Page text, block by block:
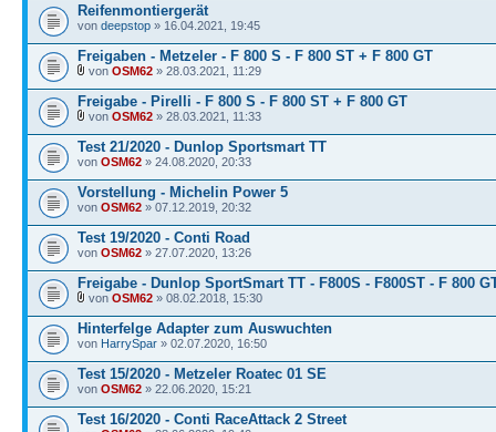
Reifenmontiergerät
von deepstop » 16.04.2021, 19:45
Freigaben - Metzeler - F 800 S - F 800 ST + F 800 GT
von OSM62 » 28.03.2021, 11:29
Freigabe - Pirelli - F 800 S - F 800 ST + F 800 GT
von OSM62 » 28.03.2021, 11:33
Test 21/2020 - Dunlop Sportsmart TT
von OSM62 » 24.08.2020, 20:33
Vorstellung - Michelin Power 5
von OSM62 » 07.12.2019, 20:32
Test 19/2020 - Conti Road
von OSM62 » 27.07.2020, 13:26
Freigabe - Dunlop SportSmart TT - F800S - F800ST - F 800
von OSM62 » 08.02.2018, 15:30
Hinterfelge Adapter zum Auswuchten
von HarrySpar » 02.07.2020, 16:50
Test 15/2020 - Metzeler Roatec 01 SE
von OSM62 » 22.06.2020, 15:21
Test 16/2020 - Conti RaceAttack 2 Street